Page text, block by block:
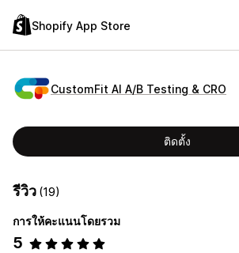
Shopify App Store
CustomFit AI A/B Testing & CRO
ติดตั้ง
รีวิว (19)
การให้คะแนนโดยรวม
5